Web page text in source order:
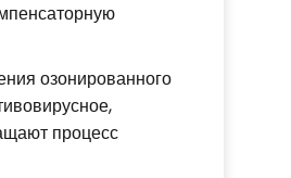
озонированного
процесс